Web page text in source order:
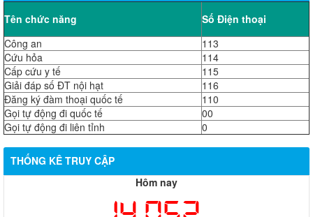
Tên chức năng
Số Điện thoại
Công an
113
Cứu hỏa
114
Cấp cứu y tế
115
Giải đáp số ĐT nội hạt
116
Đăng ký đàm thoại quốc tế
110
Gọi tự động đi quốc tế
00
Gọi tự động đi liên tỉnh
0
THỐNG KÊ TRUY CẬP
Hôm nay